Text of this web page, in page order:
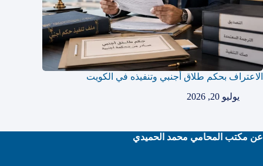
الاعتراف بحكم طلاق أجنبي وتنفيذه في الكويت
يوليو 20, 2026
عن مكتب المحامي محمد الحميدي